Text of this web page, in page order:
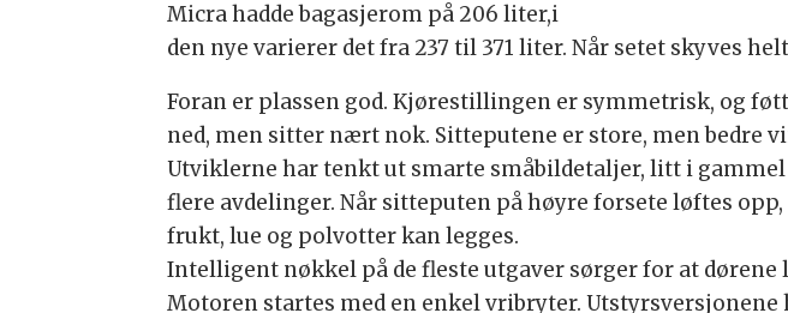
Micra hadde bagasjerom på 206 liter,i
den nye varierer det fra 237 til 371 liter. Når setet skyves
Foran er plassen god. Kjørestillingen er symmetrisk, og
ned, men sitter nært nok. Sitteputene er store, men
Utviklerne har tenkt ut smarte småbildetaljer, litt i
flere avdelinger. Når sitteputen på høyre forsete løftes
frukt, lue og polvotter kan legges.
Intelligent nøkkel på de fleste utgaver sørger for at
Motoren startes med en enkel vribryter.